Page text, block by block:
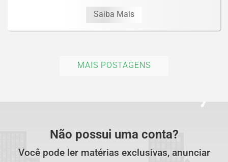
Saiba Mais
MAIS POSTAGENS
Não possui uma conta?
Você pode ler matérias exclusivas, anunciar